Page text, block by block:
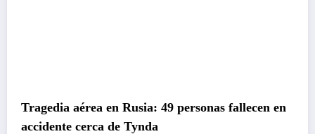
Tragedia aérea en Rusia: 49 personas fallecen en
accidente cerca de Tynda